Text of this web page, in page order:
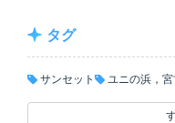
タグ
サンセット ユニの浜，